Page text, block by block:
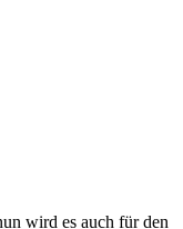
wird es auch für den